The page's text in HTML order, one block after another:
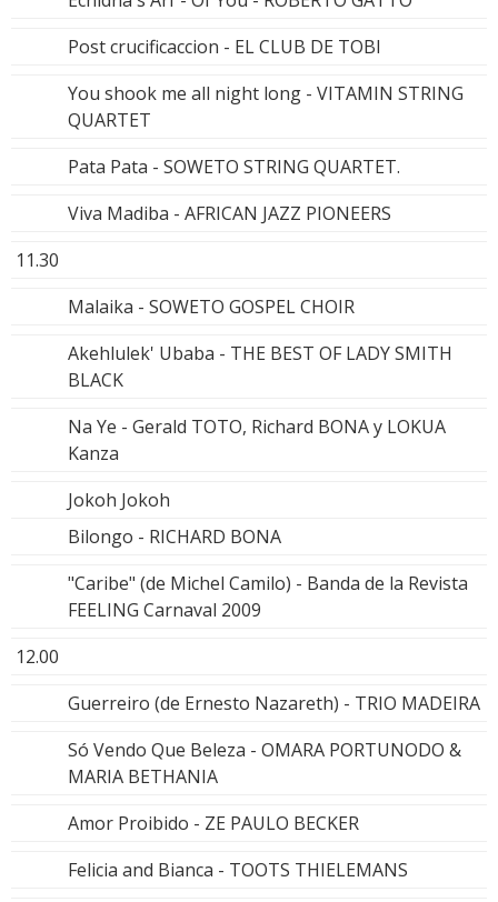
Post crucificaccion - EL CLUB DE TOBI
You shook me all night long - VITAMIN STRING
QUARTET
Pata Pata - SOWETO STRING QUARTET.
Viva Madiba - AFRICAN JAZZ PIONEERS
11.30
Malaika - SOWETO GOSPEL CHOIR
Akehlulek' Ubaba - THE BEST OF LADY SMITH
BLACK
Na Ye - Gerald TOTO, Richard BONA y LOKUA
Kanza
Jokoh Jokoh
Bilongo - RICHARD BONA
"Caribe" (de Michel Camilo) - Banda de la Revista
FEELING Carnaval 2009
12.00
Guerreiro (de Ernesto Nazareth) - TRIO MADEIRA
Só Vendo Que Beleza - OMARA PORTUNODO &
MARIA BETHANIA
Amor Proibido - ZE PAULO BECKER
Felicia and Bianca - TOOTS THIELEMANS